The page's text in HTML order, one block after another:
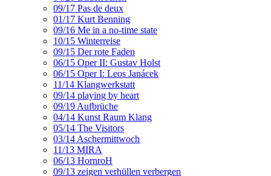
09/17 Pas de deux
01/17 Kurt Benning
09/16 Me in a no-time state
10/15 Winterreise
09/15 Der rote Faden
06/15 Oper II: Gustav Holst
06/15 Oper I: Leos Janácek
11/14 Klangwerkstatt
09/14 playing by heart
09/19 Aufbrüche
04/14 Kunst Raum Klang
05/14 The Visitors
03/14 Aschermittwoch
11/13 MIRA
06/13 HornroH
09/13 zeigen verhüllen verbergen